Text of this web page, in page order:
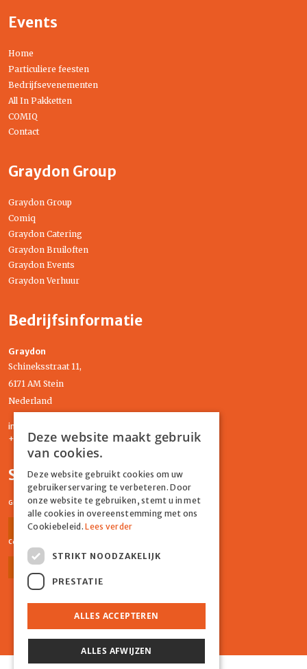
Events
Home
Particuliere feesten
Bedrijfsevenementen
All In Pakketten
COMIQ
Contact
Graydon Group
Graydon Group
Comiq
Graydon Catering
Graydon Bruiloften
Graydon Events
Graydon Verhuur
Bedrijfsinformatie
Graydon
Schineksstraat 11,
6171 AM Stein
Nederland
info@graydonevents.nl
+316 11435859
Social media
Graydon Events
Facebook Instagram
Comiq
Facebook
Deze website maakt gebruik
van cookies.
Deze website gebruikt cookies om uw
gebruikerservaring te verbeteren. Door
onze website te gebruiken, stemt u in met
alle cookies in overeenstemming met ons
Cookiebeleid.Lees verder
STRIKT NOODZAKELIJK
PRESTATIE
ALLES ACCEPTEREN
ALLES AFWIJZEN